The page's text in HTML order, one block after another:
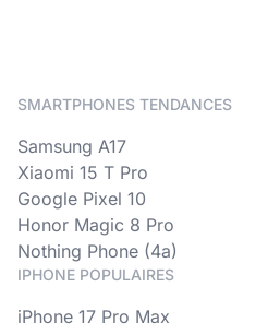
SMARTPHONES TENDANCES
Samsung A17
Xiaomi 15 T Pro
Google Pixel 10
Honor Magic 8 Pro
Nothing Phone (4a)
IPHONE POPULAIRES
iPhone 17 Pro Max